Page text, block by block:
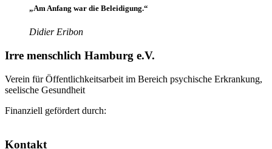
„Am Anfang war die Beleidigung.“
Didier Eribon
Irre menschlich Hamburg e.V.
Verein für Öffentlichkeitsarbeit im Bereich psychische Erkrankung,
seelische Gesundheit
Finanziell gefördert durch:
Kontakt